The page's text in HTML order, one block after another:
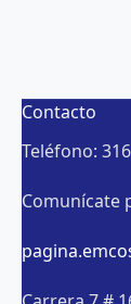
Contacto
Teléfono:
Comunícate